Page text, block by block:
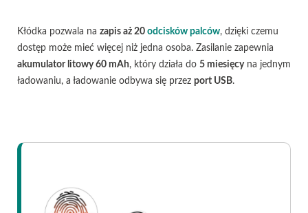
Kłódka pozwala na zapis aż 20 odcisków palców, dzięki czemu
dostęp może mieć więcej niż jedna osoba. Zasilanie zapewnia
akumulator litowy 60 mAh, który działa do 5 miesięcyna jednym
ładowaniu, a ładowanie odbywa się przez port USB.